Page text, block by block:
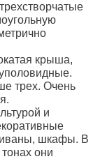
крыша,
трех. Очень
и
шкафы. В
они